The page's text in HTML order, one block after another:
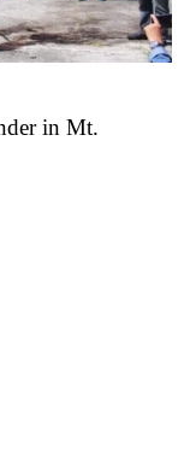
in Mt.